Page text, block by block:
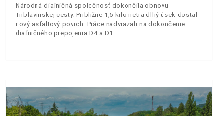
Národná diaľničná spoločnosť dokončila obnovu
Triblavinskej cesty. Približne 1,5 kilometra dlhý úsek dostal
nový asfaltový povrch. Práce nadviazali na dokončenie
diaľničného prepojenia D4 a D1.